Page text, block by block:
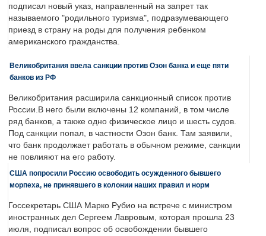
подписал новый указ, направленный на запрет так
называемого "родильного туризма", подразумевающего
приезд в страну на роды для получения ребенком
американского гражданства.
Великобритания ввела санкции против Озон банка и еще пяти
банков из РФ
Великобритания расширила санкционный список против
России.В него были включены 12 компаний, в том числе
ряд банков, а также одно физическое лицо и шесть судов.
Под санкции попал, в частности Озон банк. Там заявили,
что банк продолжает работать в обычном режиме, санкции
не повлияют на его работу.
США попросили Россию освободить осужденного бывшего
морпеха, не принявшего в колонии наших правил и норм
Госсекретарь США Марко Рубио на встрече с министром
иностранных дел Сергеем Лавровым, которая прошла 23
июля, подписал вопрос об освобождении бывшего